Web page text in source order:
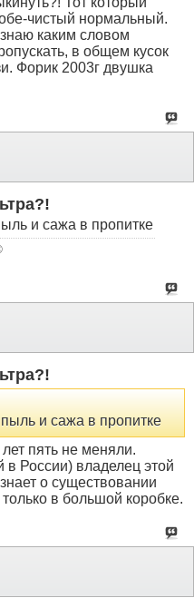
чистый нормальный.
каким словом
в общем кусок
Форик 2003г двушка
и сажа в пропитке
пыль и сажа в пропитке
лет пять не меняли.
России) владелец этой
о существовании
в большой коробке.